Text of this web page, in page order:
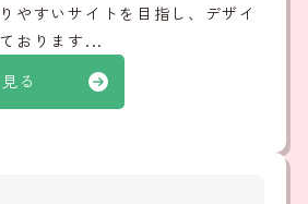
る
やすいサイトを目指し、デザイ
おります...